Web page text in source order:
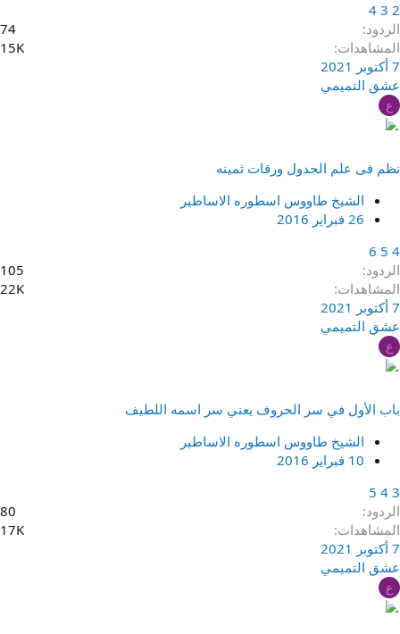
2
3
4
الردود
74
المشاهدات
15K
7 أكتوبر 2021
عشق التميمي
ع
نظم فى علم الجدول ورقات ثمينه
الشيخ طاووس اسطوره الاساطير
26 فبراير 2016
4
5
6
الردود
105
المشاهدات
22K
7 أكتوبر 2021
عشق التميمي
ع
باب الأول في سر الحروف يعني سر اسمه اللطيف
الشيخ طاووس اسطوره الاساطير
10 فبراير 2016
3
4
5
الردود
80
المشاهدات
17K
7 أكتوبر 2021
عشق التميمي
ع